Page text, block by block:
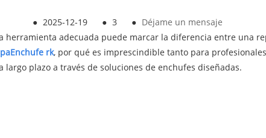
● 2025-12-19 ● 3 ● Déjame un mensaje
herramienta adecuada puede marcar la diferencia entre una
Enchufe rk, por qué es imprescindible tanto para
plazo a través de soluciones de enchufes diseñadas.